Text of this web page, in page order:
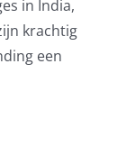
in India,
krachtig
een